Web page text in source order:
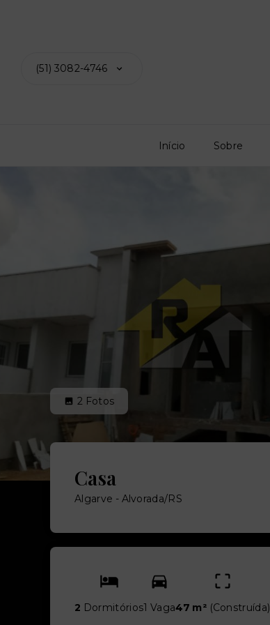
(51) 3082-4746
Início Sobre
2 Fotos
Casa
Algarve - Alvorada/RS
2 Dormitórios1 Vaga47 m² (Construída)